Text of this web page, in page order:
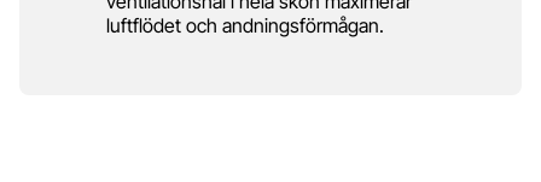
luftflödet och andningsförmågan.